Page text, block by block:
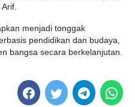
menjadi tonggak
pendidikan dan budaya,
bangsa secara berkelanjutan.